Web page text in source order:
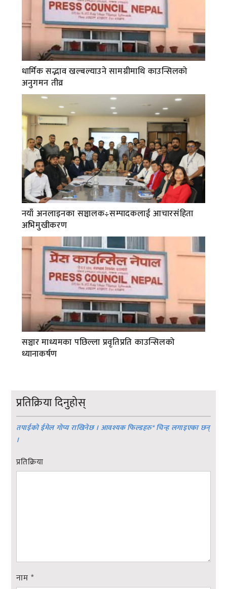
धार्मिक सद्भाव खल्बल्याउने सामग्रीमाथि काउन्सिलको
अनुगमन तीव्र
नयाँ अनलाइनका सञ्चालक÷सम्पादकलाई आचारसंहिता
अभिमुखीकरण
सञ्चार माध्यमका पछिल्ला प्रवृतिप्रति काउन्सिलको
ध्यानाकर्षण
प्रतिक्रिया दिनुहोस्
तपाईको ईमेल गोप्य राखिनेछ । आवश्यक फिल्डहरु*चिन्ह लगाइएका छन्
।
प्रतिक्रिया
नाम *